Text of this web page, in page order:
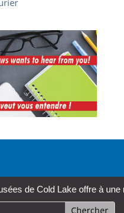
Lake offre à une